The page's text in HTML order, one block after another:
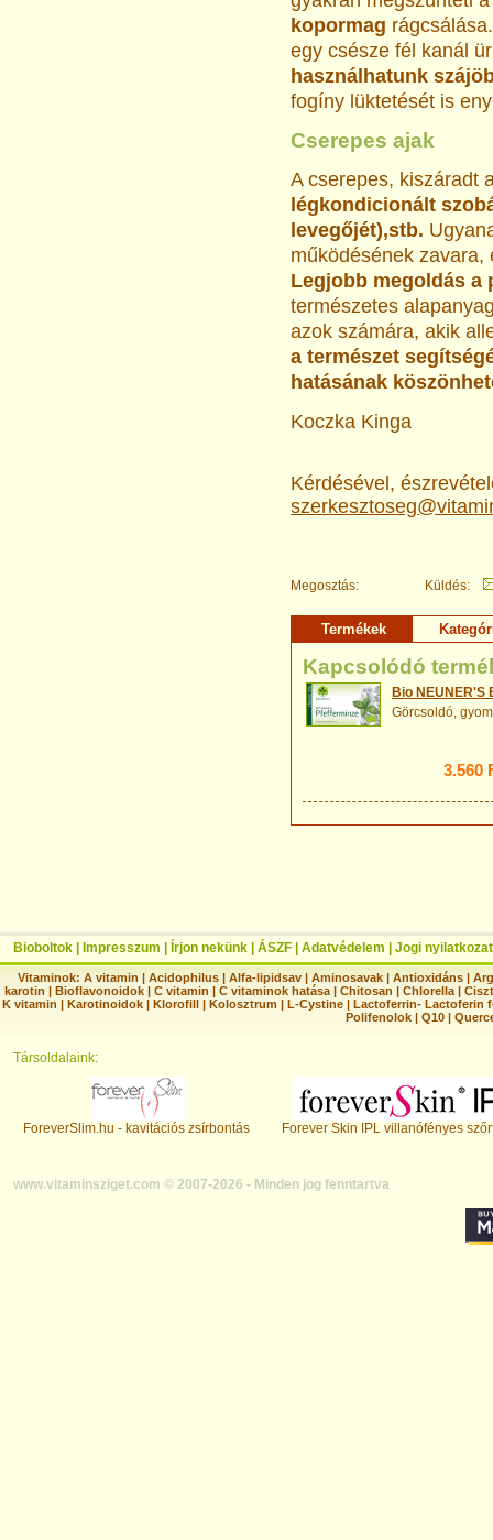
kopormag
egy csésze fél kanál
használhatunk
fogíny lüktetését is
Cserepes ajak
A cserepes, kiszáradt
légkondicionált
levegőjét),stb.
működésének
Legjobb megoldás a
természetes
azok számára, akik
a természet
hatásának
Koczka Kinga
Kérdésével,
Megosztás: Küldés:
Termékek
Kapcsolódó
Bio NEUNER'S
Görcsoldó,
3.560
Bioboltok Impresszum Írjon nekünk ÁSZF Adatvédelem Jogi nyilatkozat
Vitaminok: A vitamin |Acidophilus |Alfa-lipidsav |Aminosavak |Antioxidáns |
karotin | Bioflavonoidok | C vitamin | C vitaminok hatása | Chitosan | Chlorella |
K vitamin | Karotinoidok | Klorofill | Kolosztrum | L-Cystine | Lactoferrin- Lactoferin
Polifenolok |Q10 |
Társoldalaink:
ForeverSlim.hu - kavitációs zsírbontás Forever Skin IPL villanófényes
www.vitaminsziget.com © 2007-2026 - Minden jog fenntartva